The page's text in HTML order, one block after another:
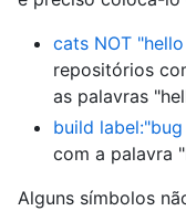
cats NOT
repositórios
as palavras
build
com a palavra
Alguns símbolos